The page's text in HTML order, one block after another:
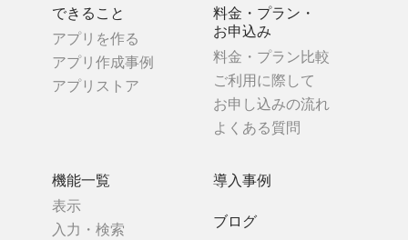
できること
アプリを作る
アプリ作成事例
アプリストア
機能一覧
表示
入力・検索
料金・プラン・
お申込み
料金・プラン比較
ご利用に際して
お申し込みの流れ
よくある質問
導入事例
ブログ